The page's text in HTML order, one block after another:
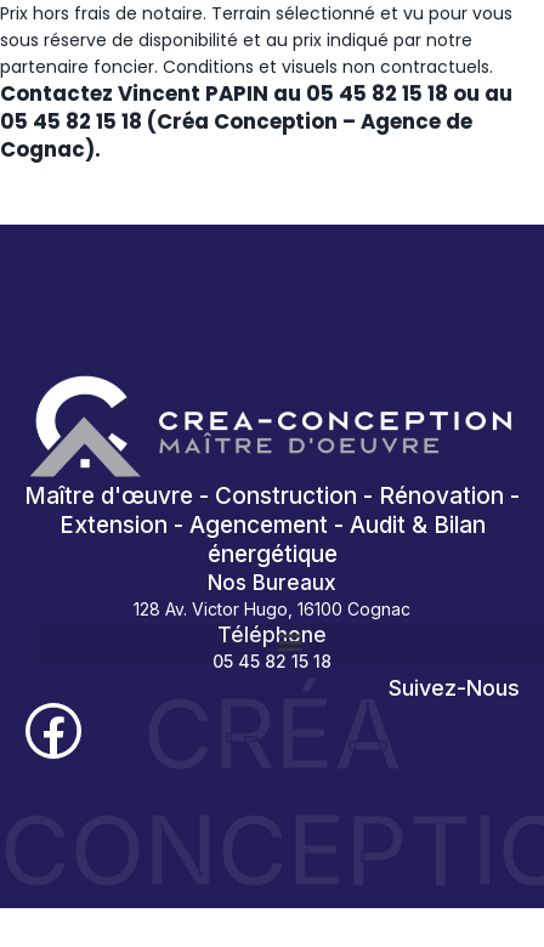
Prix hors frais de notaire. Terrain sélectionné et vu pour vous
sous réserve de disponibilité et au prix indiqué par notre
partenaire foncier. Conditions et visuels non contractuels.
Contactez Vincent PAPIN au 05 45 82 15 18 ou au
05 45 82 15 18 (Créa Conception – Agence de
Cognac).
Maître d'œuvre - Construction - Rénovation -
Extension - Agencement - Audit & Bilan
énergétique
Nos Bureaux
128 Av. Victor Hugo, 16100 Cognac
Téléphone
05 45 82 15 18
Suivez-Nous
CRÉA